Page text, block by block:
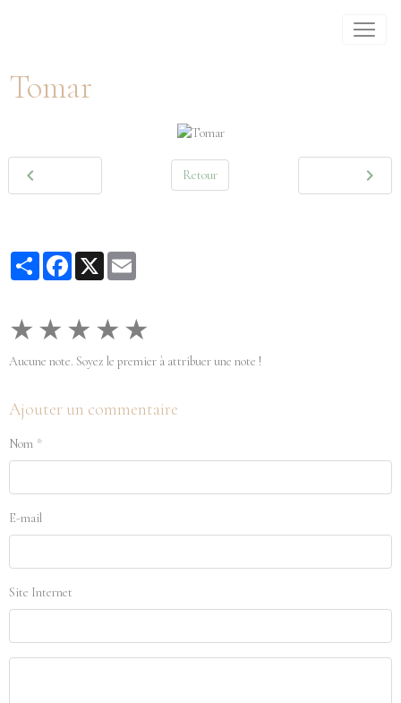
Tomar
Retour
PartagerFacebook
X
★ ★ ★ ★ ★
Aucune note. Soyez le premier à attribuer une note !
Ajouter un commentaire
Nom
E-mail
Site Internet